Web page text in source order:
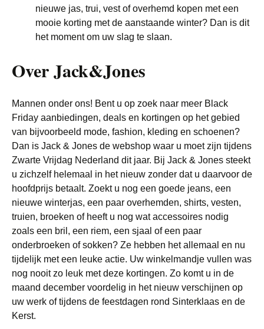
nieuwe jas, trui, vest of overhemd kopen met een
mooie korting met de aanstaande winter? Dan is dit
het moment om uw slag te slaan.
Over Jack&Jones
Mannen onder ons! Bent u op zoek naar meer Black
Friday aanbiedingen, deals en kortingen op het gebied
van bijvoorbeeld mode, fashion, kleding en schoenen?
Dan is Jack & Jones de webshop waar u moet zijn tijdens
Zwarte Vrijdag Nederland dit jaar. Bij Jack & Jones steekt
u zichzelf helemaal in het nieuw zonder dat u daarvoor de
hoofdprijs betaalt. Zoekt u nog een goede jeans, een
nieuwe winterjas, een paar overhemden, shirts, vesten,
truien, broeken of heeft u nog wat accessoires nodig
zoals een bril, een riem, een sjaal of een paar
onderbroeken of sokken? Ze hebben het allemaal en nu
tijdelijk met een leuke actie. Uw winkelmandje vullen was
nog nooit zo leuk met deze kortingen. Zo komt u in de
maand december voordelig in het nieuw verschijnen op
uw werk of tijdens de feestdagen rond Sinterklaas en de
Kerst.